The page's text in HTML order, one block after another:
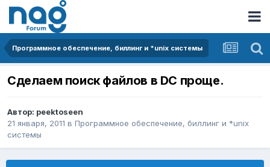
Программное обеспечение, биллинг и *unix системы
Сделаем поиск файлов в DC проще.
Автор: peektoseen
21 января, 2011 в Программное обеспечение, биллинг и *unix
системы